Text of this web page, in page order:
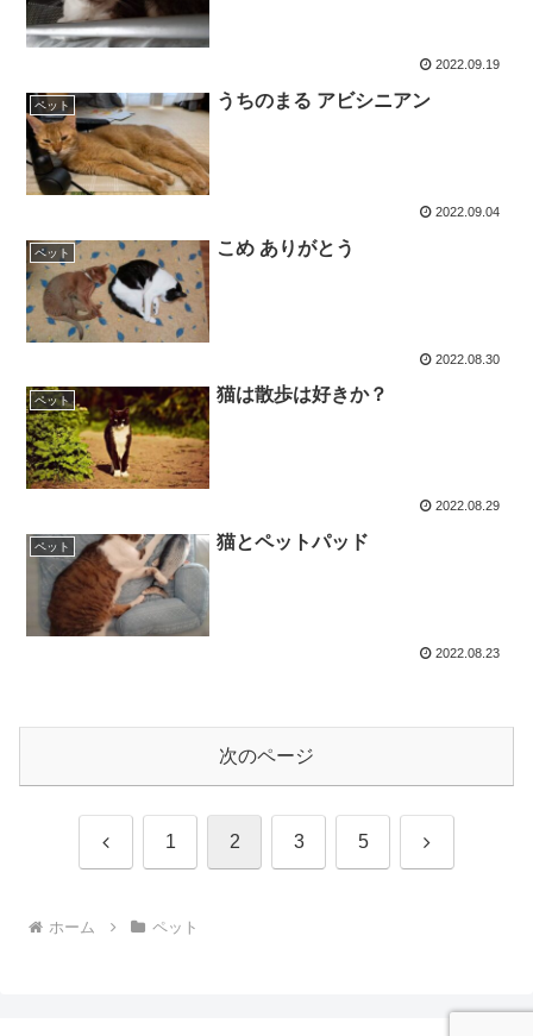
2022.09.19
ペット うちのまる アビシニアン
2022.09.04
ペット こめ ありがとう
2022.08.30
ペット 猫は散歩は好きか？
2022.08.29
ペット 猫とペットパッド
2022.08.23
次のページ
前 1 2 3 5 次
ホーム ペット